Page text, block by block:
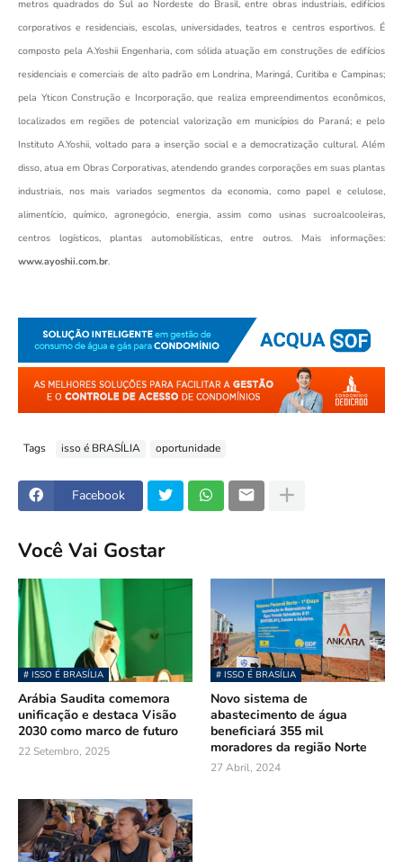
metros quadrados do Sul ao Nordeste do Brasil, entre obras industriais, edifícios
corporativos e residenciais, escolas, universidades, teatros e centros esportivos. É
composto pela A.Yoshii Engenharia, com sólida atuação em construções de edifícios
residenciais e comerciais de alto padrão em Londrina, Maringá, Curitiba e Campinas;
pela Yticon Construção e Incorporação, que realiza empreendimentos econômicos,
localizados em regiões de potencial valorização em municípios do Paraná; e pelo
Instituto A.Yoshii, voltado para a inserção social e a democratização cultural. Além
disso, atua em Obras Corporativas, atendendo grandes corporações em suas plantas
industriais, nos mais variados segmentos da economia, como papel e celulose,
alimentício, químico, agronegócio, energia, assim como usinas sucroalcooleiras,
centros logísticos, plantas automobilísticas, entre outros. Mais informações:
www.ayoshii.com.br.
Tags isso é BRASÍLIA oportunidade
Facebook
Você Vai Gostar
# ISSO É BRASÍLIA
Arábia Saudita comemora
unificação e destaca Visão
2030 como marco de futuro
22 Setembro, 2025
# ISSO É BRASÍLIA
Novo sistema de
abastecimento de água
beneficiará 355 mil
moradores da região Norte
27 Abril, 2024